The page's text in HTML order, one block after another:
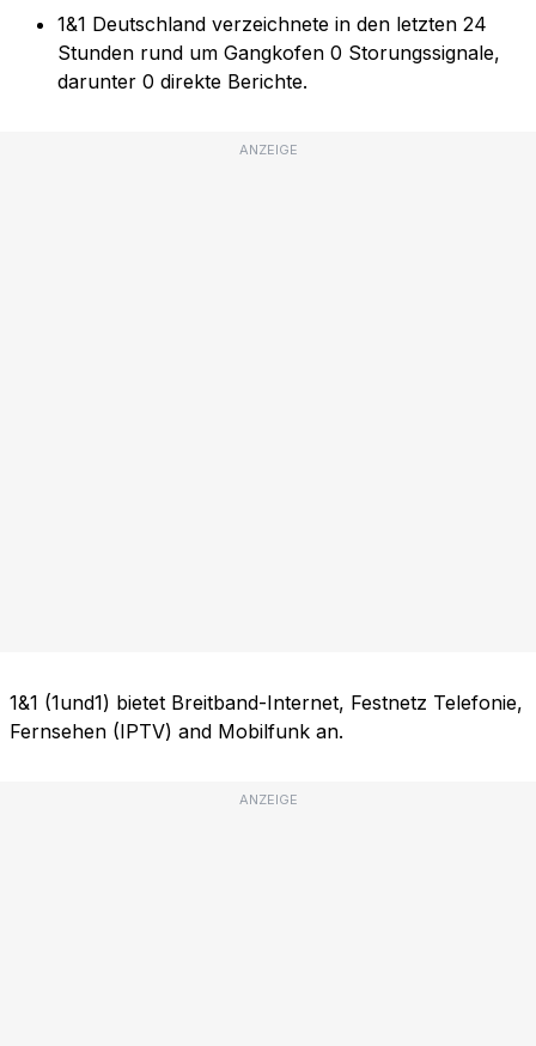
1&1 Deutschland verzeichnete in den letzten 24
Stunden rund um Gangkofen 0 Storungssignale,
darunter 0 direkte Berichte.
ANZEIGE
1&1 (1und1) bietet Breitband-Internet, Festnetz Telefonie,
Fernsehen (IPTV) and Mobilfunk an.
ANZEIGE